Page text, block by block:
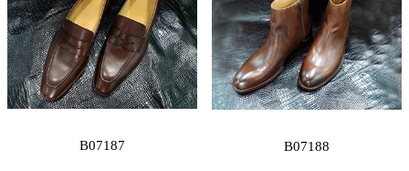
B07187 B07188